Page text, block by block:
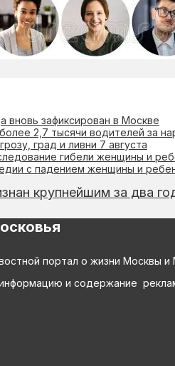
вновь зафиксирован в Москве
2,7 тысячи водителей за
град и ливни 7 августа
гибели женщины и
с падением женщины и
крупнейшим за два
портал о жизни Москвы и
и содержание